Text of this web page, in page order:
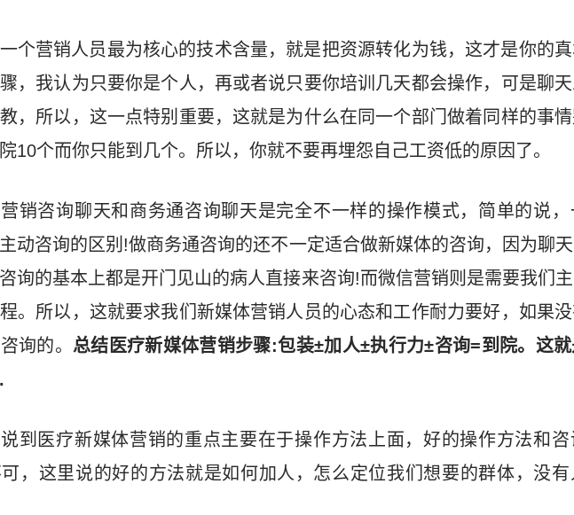
个营销人员最为核心的技术含量，就是把资源转化为钱，这才是你的
，我认为只要你是个人，再或者说只要你培训几天都会操作，可是聊
，所以，这一点特别重要，这就是为什么在同一个部门做着同样的事
10个而你只能到几个。所以，你就不要再埋怨自己工资低的原因了。
销咨询聊天和商务通咨询聊天是完全不一样的操作模式，简单的说
动咨询的区别!做商务通咨询的还不一定适合做新媒体的咨询，因为聊
询的基本上都是开门见山的病人直接来咨询!而微信营销则是需要我们
。所以，这就要求我们新媒体营销人员的心态和工作耐力要好，如果
询的。 总结医疗新媒体营销步骤:包装±加人±执行力±咨询=到院。这
到医疗新媒体营销的重点主要在于操作方法上面，好的操作方法和
，这里说的好的方法就是如何加人，怎么定位我们想要的群体，没